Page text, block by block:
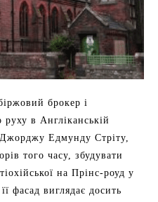
брокер і
руху в Англіканській
Едмунду Стріту,
того часу, збудувати
на Прінс-роуд у
фасад виглядає досить